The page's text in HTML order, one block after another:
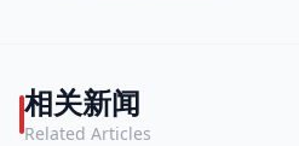
相关新闻
Related Articles